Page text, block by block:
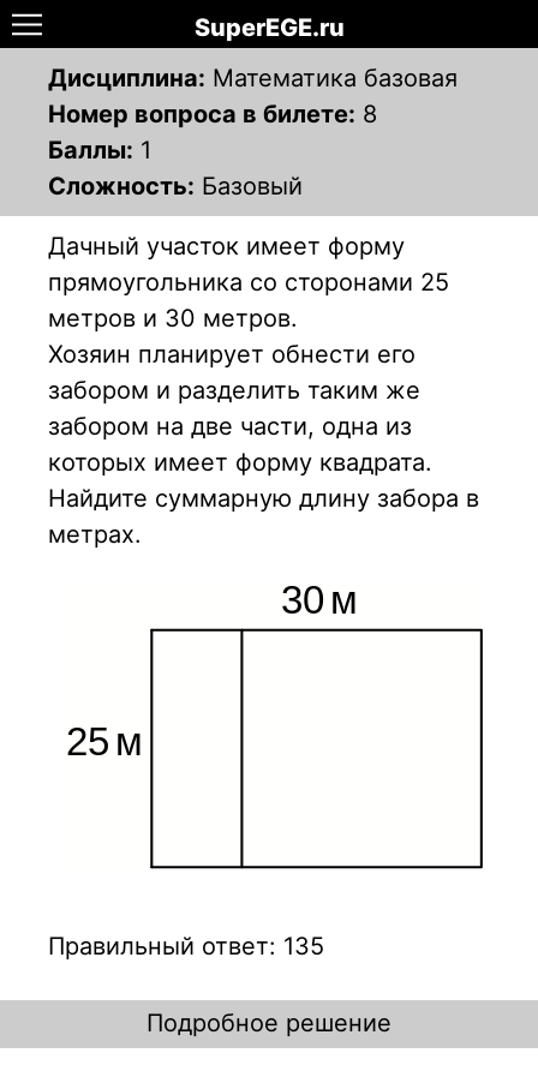
SuperEGE.ru
Дисциплина: Математика базовая
Номер вопроса в билете: 8
Баллы: 1
Сложность: Базовый
Дачный участок имеет форму
прямоугольника со сторонами 25
метров и 30 метров.
Хозяин планирует обнести его
забором и разделить таким же
забором на две части, одна из
которых имеет форму квадрата.
Найдите суммарную длину забора в
метрах.
Правильный ответ: 135
Подробное решение